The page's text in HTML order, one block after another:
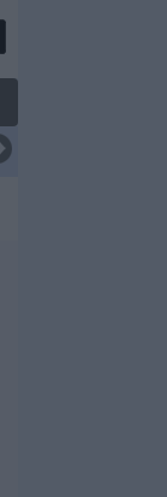
セリエ A